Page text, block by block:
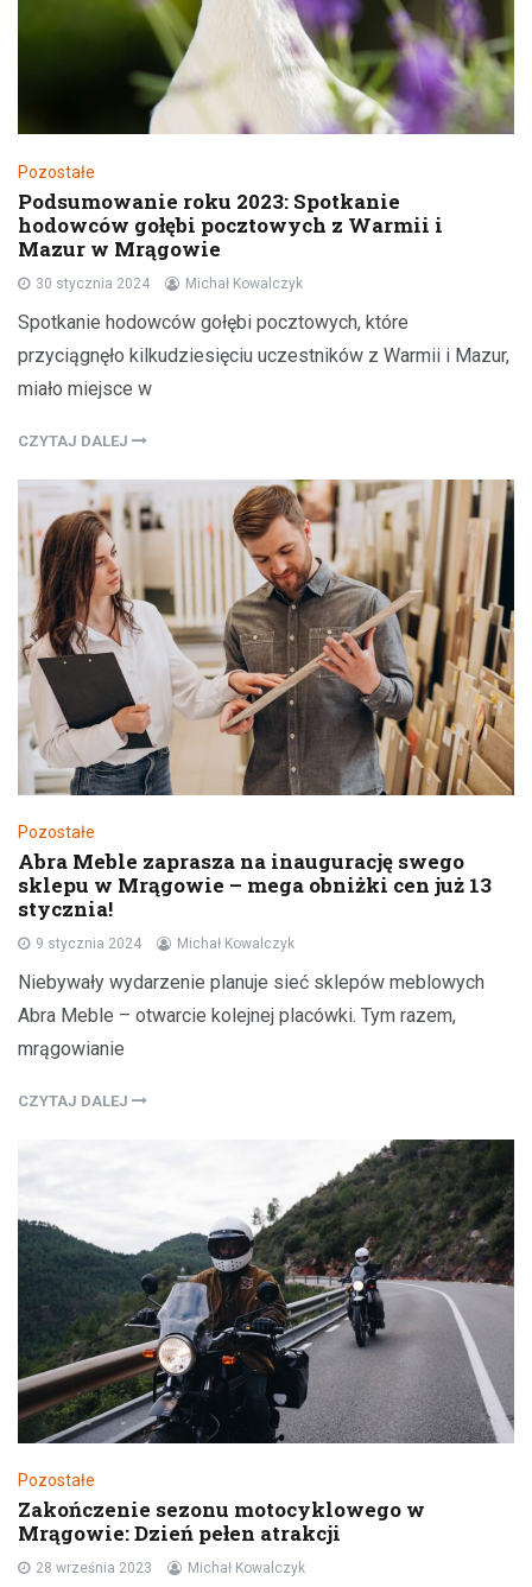
Pozostałe
Podsumowanie roku 2023: Spotkanie
hodowców gołębi pocztowych z Warmii i
Mazur w Mrągowie
30 stycznia 2024 Michał Kowalczyk
Spotkanie hodowców gołębi pocztowych, które
przyciągnęło kilkudziesięciu uczestników z Warmii i Mazur,
miało miejsce w
CZYTAJ DALEJ
Pozostałe
Abra Meble zaprasza na inaugurację swego
sklepu w Mrągowie – mega obniżki cen już 13
stycznia!
9 stycznia 2024 Michał Kowalczyk
Niebywały wydarzenie planuje sieć sklepów meblowych
Abra Meble – otwarcie kolejnej placówki. Tym razem,
mrągowianie
CZYTAJ DALEJ
Pozostałe
Zakończenie sezonu motocyklowego w
Mrągowie: Dzień pełen atrakcji
28 września 2023 Michał Kowalczyk